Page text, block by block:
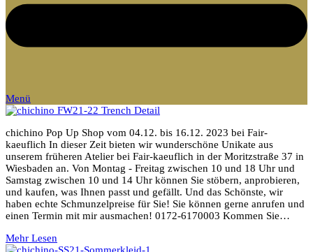
Menü
chichino Pop Up Shop vom 04.12. bis 16.12. 2023 bei Fair-
kaeuflich In dieser Zeit bieten wir wunderschöne Unikate aus
unserem früheren Atelier bei Fair-kaeuflich in der Moritzstraße 37 in
Wiesbaden an. Von Montag - Freitag zwischen 10 und 18 Uhr und
Samstag zwischen 10 und 14 Uhr können Sie stöbern, anprobieren,
und kaufen, was Ihnen passt und gefällt. Und das Schönste, wir
haben echte Schmunzelpreise für Sie! Sie können gerne anrufen und
einen Termin mit mir ausmachen! 0172-6170003 Kommen Sie…
Mehr Lesen